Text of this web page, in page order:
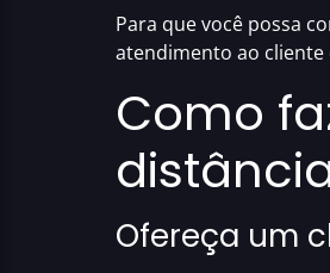
Para que você possa
atendimento ao cliente
Como
Ofereça um